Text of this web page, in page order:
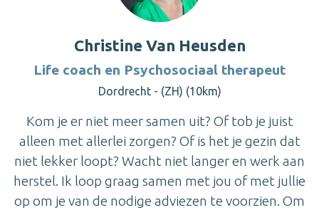
Christine Van Heusden
Life coach en Psychosociaal therapeut
Dordrecht - (ZH) (10km)
Kom je er niet meer samen uit? Of tob je juist
alleen met allerlei zorgen? Of is het je gezin dat
niet lekker loopt? Wacht niet langer en werk aan
herstel. Ik loop graag samen met jou of met jullie
op om je van de nodige adviezen te voorzien. Om